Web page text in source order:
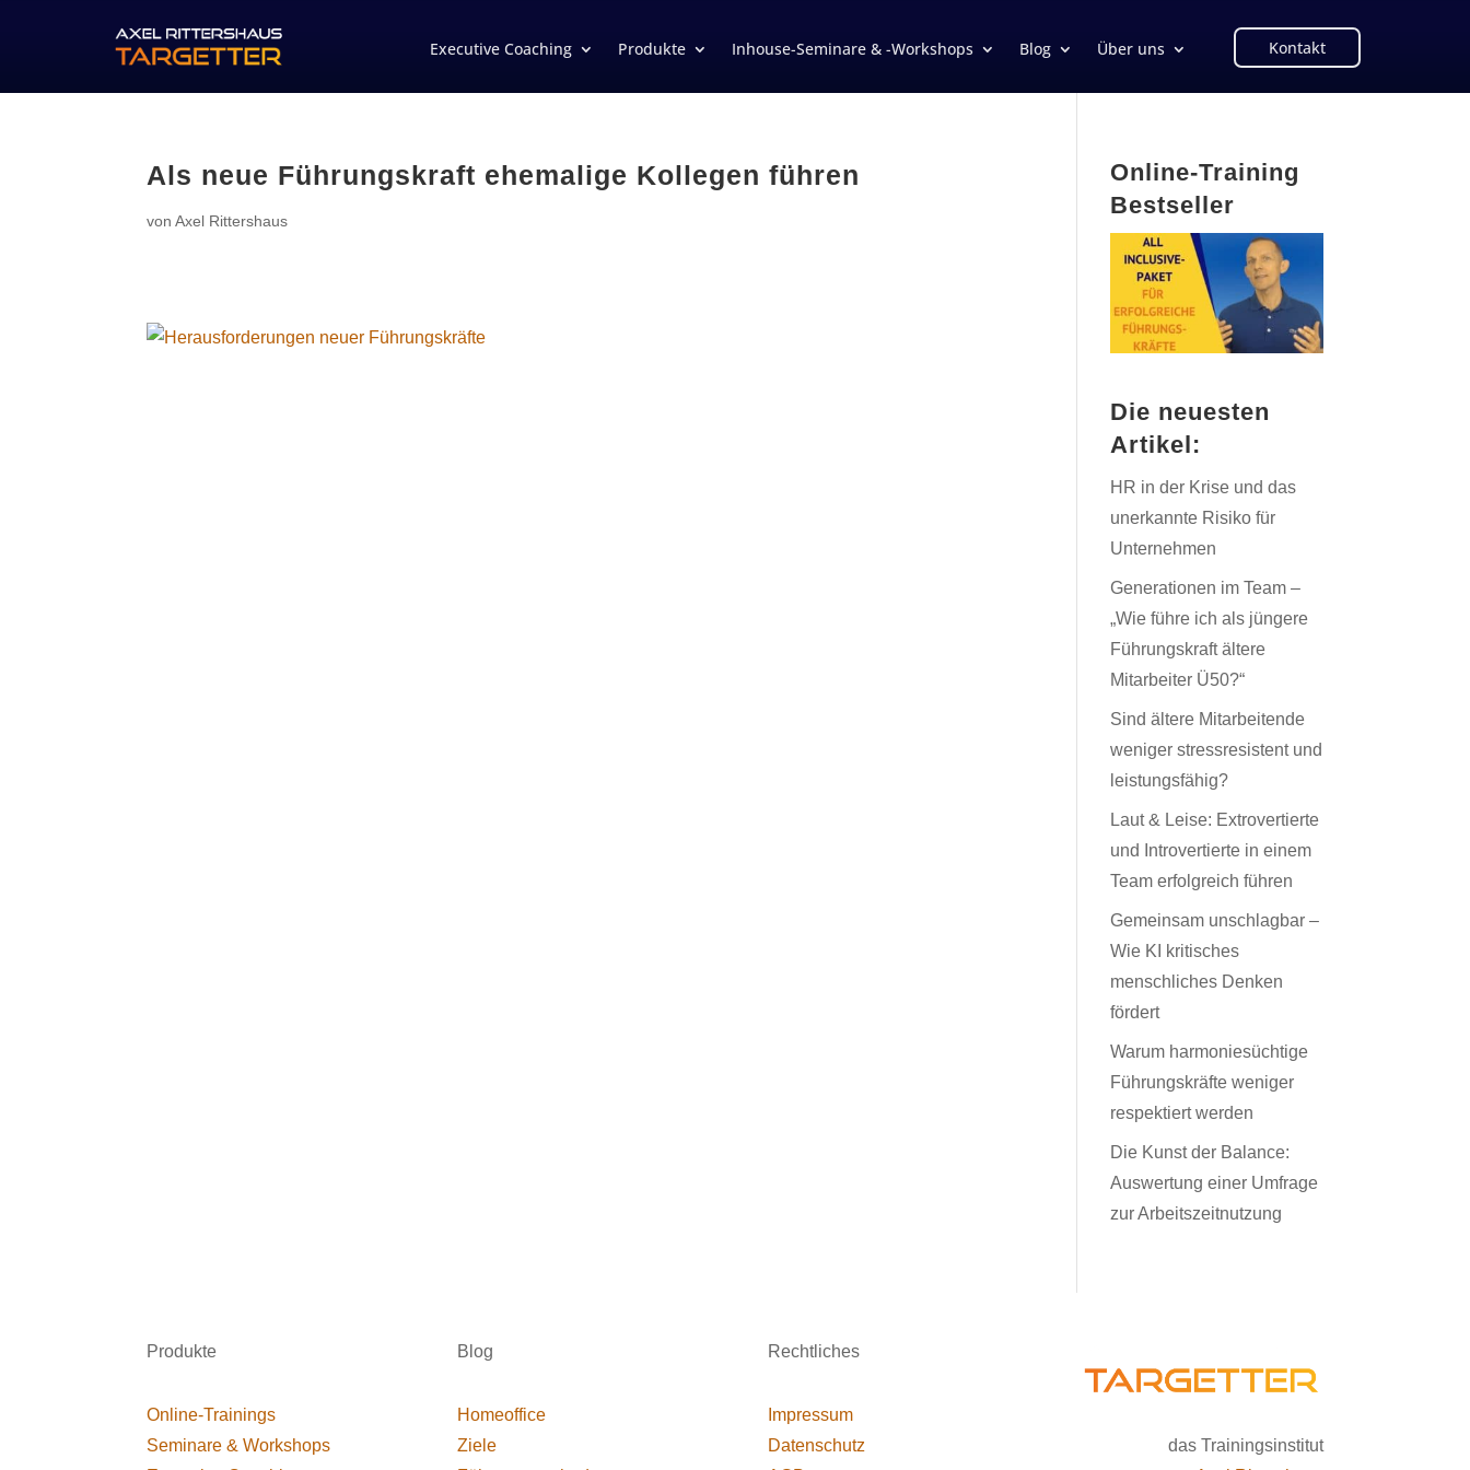
Executive Coaching Produkte Inhouse-Seminare & -Workshops Blog Über uns Kontakt
Als neue Führungskraft ehemalige Kollegen führen
vonAxel Rittershaus
Online-Training
Bestseller
Die neuesten
Artikel:
HR in der Krise und das
unerkannte Risiko für
Unternehmen
Generationen im Team –
„Wie führe ich als jüngere
Führungskraft ältere
Mitarbeiter Ü50?“
Sind ältere Mitarbeitende
weniger stressresistent und
leistungsfähig?
Laut & Leise: Extrovertierte
und Introvertierte in einem
Team erfolgreich führen
Gemeinsam unschlagbar –
Wie KI kritisches
menschliches Denken
fördert
Warum harmoniesüchtige
Führungskräfte weniger
respektiert werden
Die Kunst der Balance:
Auswertung einer Umfrage
zur Arbeitszeitnutzung
Produkte
Online-Trainings
Seminare & Workshops
Blog
Homeoffice
Ziele
Rechtliches
Impressum
Datenschutz
das Trainingsinstitut